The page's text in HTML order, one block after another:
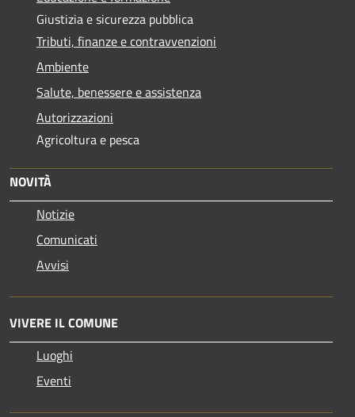
Giustizia e sicurezza pubblica
Tributi, finanze e contravvenzioni
Ambiente
Salute, benessere e assistenza
Autorizzazioni
Agricoltura e pesca
NOVITÀ
Notizie
Comunicati
Avvisi
VIVERE IL COMUNE
Luoghi
Eventi